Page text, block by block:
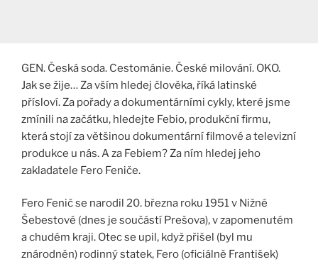
GEN. Česká soda. Cestománie. České milování. OKO.
Jak se žije… Za vším hledej člověka, říká latinské
přísloví. Za pořady a dokumentárními cykly, které jsme
zmínili na začátku, hledejte Febio, produkční firmu,
která stojí za většinou dokumentární filmové a televizní
produkce u nás. A za Febiem? Za ním hledej jeho
zakladatele Fero Feniče.
Fero Fenič se narodil 20. března roku 1951 v Nižné
Šebestové (dnes je součástí Prešova), v zapomenutém
a chudém kraji. Otec se upil, když přišel (byl mu
znárodněn) rodinný statek, Fero (oficiálně František)